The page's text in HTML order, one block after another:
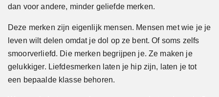
dan voor andere, minder geliefde merken.
Deze merken zijn eigenlijk mensen. Mensen met wie je je
leven wilt delen omdat je dol op ze bent. Of soms zelfs
smoorverliefd. Die merken begrijpen je. Ze maken je
gelukkiger. Liefdesmerken laten je hip zijn, laten je tot
een bepaalde klasse behoren.